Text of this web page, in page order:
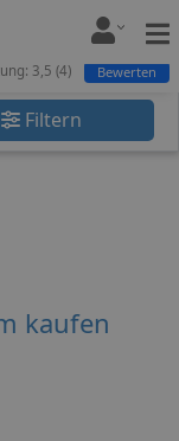
Filtern
3,5 (4) Bewerten
kaufen